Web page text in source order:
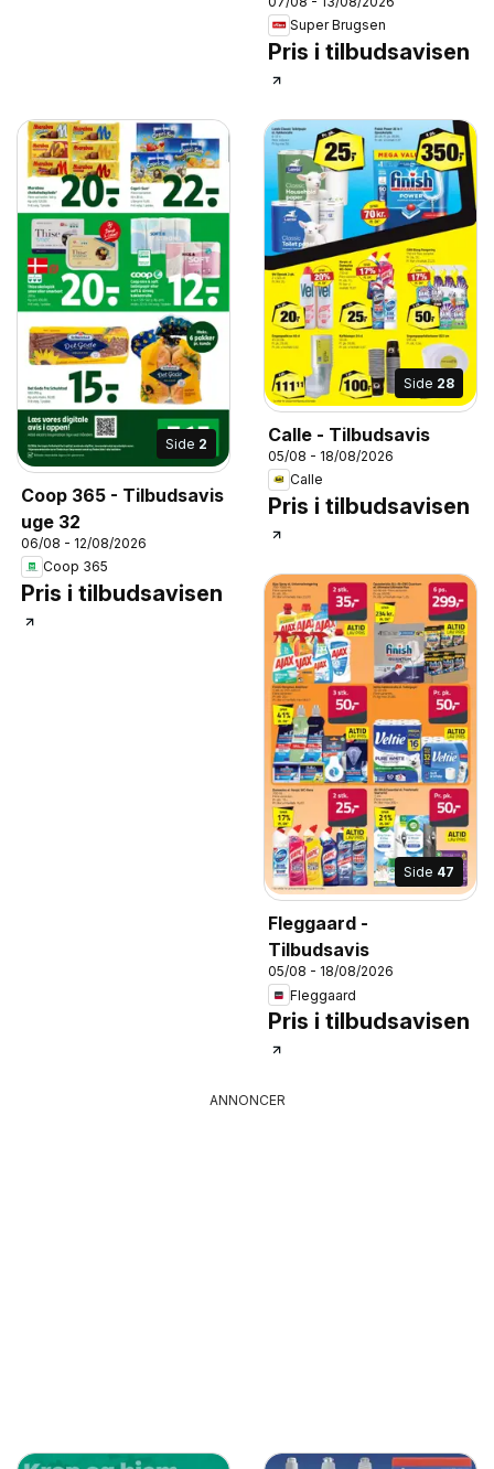
Super Brugsen
Pris i tilbudsavisen
Side 2
Coop 365 - Tilbudsavis
uge 32
06/08 - 12/08/2026
Coop 365
Pris i tilbudsavisen
Side 28
Calle - Tilbudsavis
05/08 - 18/08/2026
Calle
Pris i tilbudsavisen
Side 47
Fleggaard -
Tilbudsavis
05/08 - 18/08/2026
Fleggaard
Pris i tilbudsavisen
ANNONCER